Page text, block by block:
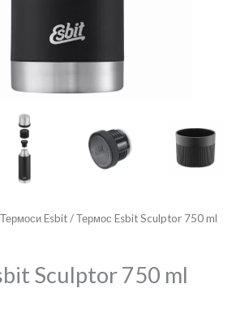
Термоси Esbit/ Термос Esbit Sculptor 750 ml
Sculptor 750 ml